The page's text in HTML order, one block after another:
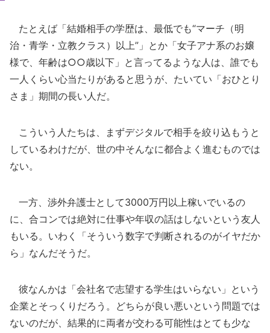
たとえば「結婚相手の学歴は、最低でも“マーチ（明
治・青学・立教クラス）以上”」とか「女子アナ系のお嬢
様で、年齢は○○歳以下」と言ってるような人は、誰でも
一人くらい心当たりがあると思うが、たいてい「おひとり
さま」期間の長い人だ。
こういう人たちは、まずデジタルで相手を絞り込もうと
しているわけだが、世の中そんなに都合よく進むものでは
ない。
一方、渉外弁護士として3000万円以上稼いでいるの
に、合コンでは絶対に仕事や年収の話はしないという友人
もいる。いわく「そういう数字で判断されるのがイヤだか
ら」なんだそうだ。
彼なんかは「会社名で志望する学生はいらない」という
企業とそっくりだろう。どちらが良い悪いという問題では
ないのだが、結果的に両者が交わる可能性はとても少な